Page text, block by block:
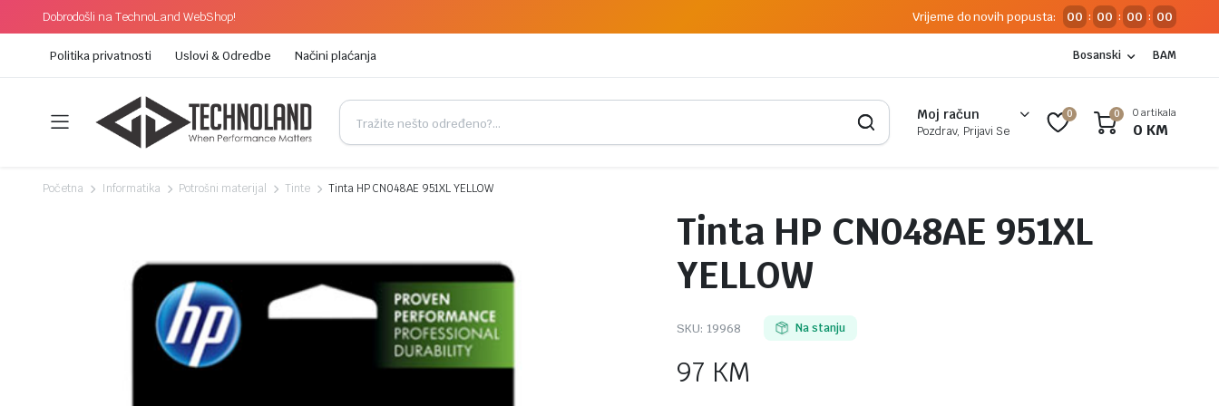
Dobrodošli na TechnoLand WebShop! Vrijeme do novih popusta: 00 : 00 : 00 : 00
Politika privatnosti Uslovi & Odredbe Načini plaćanja Bosanski BAM
Moj račun
Pozdrav, Prijavi Se
0 0 0 artikala
0 KM
Početna Informatika Potrošni materijal Tinte Tinta HP CN048AE 951XL YELLOW
Tinta HP CN048AE 951XL
YELLOW
SKU: 19968 Na stanju
97 KM